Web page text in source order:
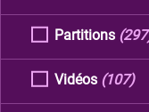
Partitions
Vidéos (107)